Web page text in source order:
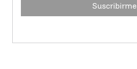
Suscribirme